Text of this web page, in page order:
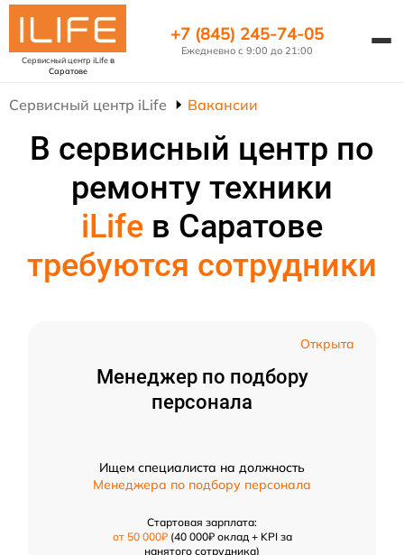
Сервисный центр iLifeв
Саратове
+7 (845) 245-74-05
Ежедневно с 9:00 до 21:00
Сервисный центр iLife Вакансии
В сервисный центр по
ремонту техники
iLife в Саратове
требуются сотрудники
Открыта
Менеджер по подбору
персонала
Ищем специалиста на должность
Менеджера по подбору персонала
Стартовая зарплата:
от 50 000₽(40 000₽ оклад + KPI за
нанятого сотрудника)